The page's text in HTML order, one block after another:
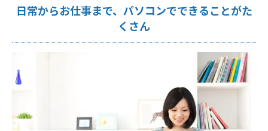
日常からお仕事まで、パソコンでできることがた
くさん